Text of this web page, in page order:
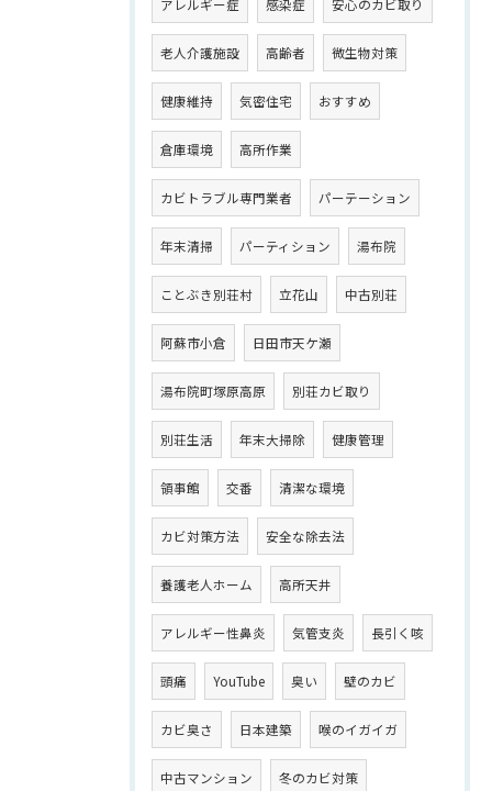
アレルギー症 感染症 安心のカビ取り
老人介護施設 高齢者 微生物対策
健康維持 気密住宅 おすすめ
倉庫環境 高所作業
カビトラブル専門業者 パーテーション
年末清掃 パーティション 湯布院
ことぶき別荘村 立花山 中古別荘
阿蘇市小倉 日田市天ケ瀬
湯布院町塚原高原 別荘カビ取り
別荘生活 年末大掃除 健康管理
領事館 交番 清潔な環境
カビ対策方法 安全な除去法
養護老人ホーム 高所天井
アレルギー性鼻炎 気管支炎 長引く咳
頭痛 YouTube 臭い 壁のカビ
カビ臭さ 日本建築 喉のイガイガ
中古マンション 冬のカビ対策